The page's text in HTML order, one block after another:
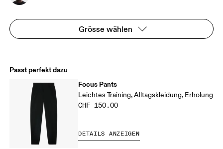
Grösse wählen
Passt perfekt dazu
Focus Pants
Leichtes Training, Alltagskleidung, Erholung
CHF 150.00
DETAILS ANZEIGEN